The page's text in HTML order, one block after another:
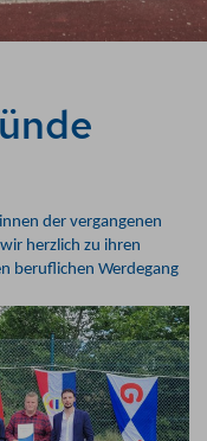
der vergangenen
herzlich zu ihren
beruflichen Werdegang